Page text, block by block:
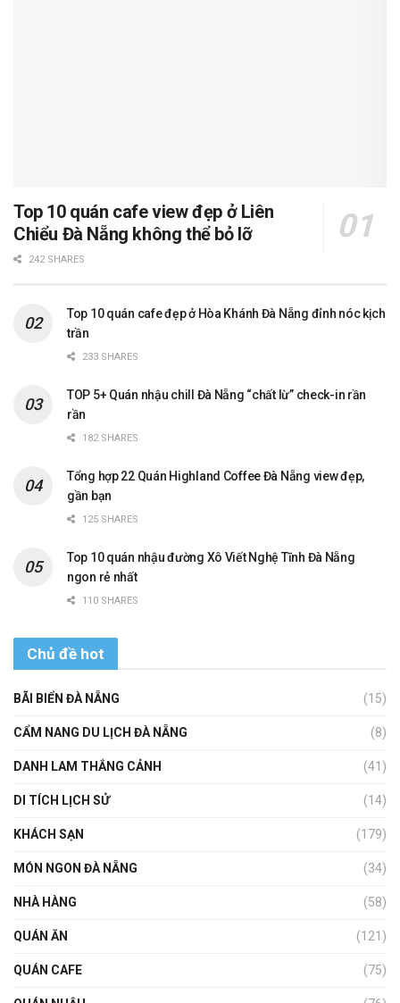
Top 10 quán cafe view đẹp ở Liên
Chiểu Đà Nẵng không thể bỏ lỡ
242 SHARES
Top 10 quán cafe đẹp ở Hòa Khánh Đà Nẵng đỉnh nóc kịch
trần
233 SHARES
TOP 5+ Quán nhậu chill Đà Nẵng “chất lừ” check-in rần
rần
182 SHARES
Tổng hợp 22 Quán Highland Coffee Đà Nẵng view đẹp,
gần bạn
125 SHARES
Top 10 quán nhậu đường Xô Viết Nghệ Tĩnh Đà Nẵng
ngon rẻ nhất
110 SHARES
Chủ đề hot
BÃI BIỂN ĐÀ NẴNG (15)
CẨM NANG DU LỊCH ĐÀ NẴNG (8)
DANH LAM THẮNG CẢNH (41)
DI TÍCH LỊCH SỬ (14)
KHÁCH SẠN (179)
MÓN NGON ĐÀ NẴNG (34)
NHÀ HÀNG (58)
QUÁN ĂN (121)
QUÁN CAFE (75)